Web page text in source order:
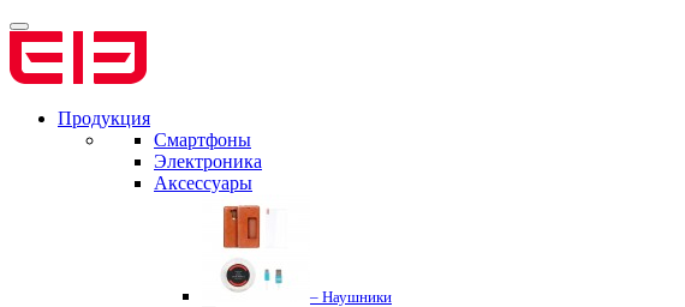
Продукция
Смартфоны
Электроника
Аксессуары
– Наушники